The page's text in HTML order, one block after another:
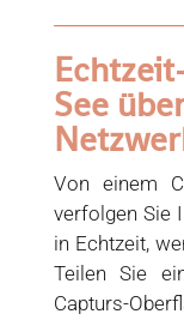
See
Von einem
verfolgen Sie
in Echtzeit,
Teilen Sie
Capturs-